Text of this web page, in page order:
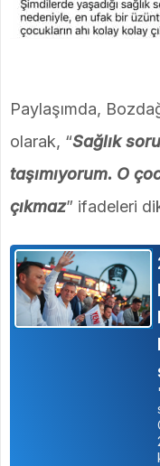
Paylaşımda,
olarak, “Sağlık
taşımıyorum. O
çıkmaz” ifadeleri